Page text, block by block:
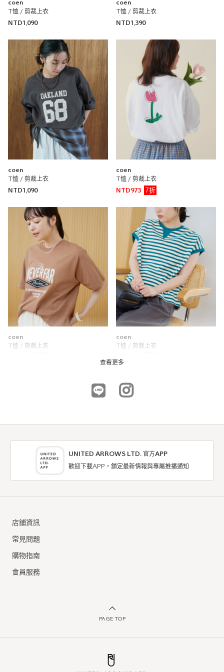
coen
T恤 / 剪裁上衣
NTD1,090
coen
T恤 / 剪裁上衣
NTD1,390
coen
T恤 / 剪裁上衣
NTD1,090
coen
T恤 / 剪裁上衣
NTD973
7折
coen
T恤 / 剪裁上衣
coen
T恤 / 剪裁上衣
NTD833
NTD714
6折
查看更多
UNITED ARROWS LTD. 官方APP
歡迎下載APP，鎖定最新情報與專屬推播通知
店鋪資訊
常見問題
購物指南
會員服務
PAGE TOP